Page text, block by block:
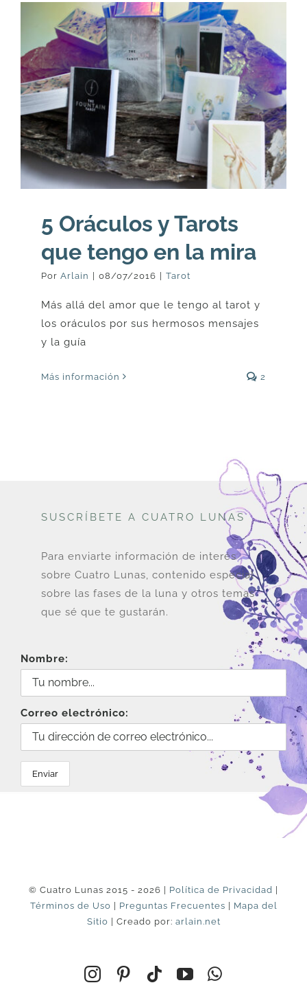
5 Oráculos y Tarots
que tengo en la mira
Por Arlain | 08/07/2016 | Tarot
Más allá del amor que le tengo al tarot y
los oráculos por sus hermosos mensajes
y la guía
Más información 2
SUSCRÍBETE A CUATRO LUNAS
Para enviarte información de interés
sobre Cuatro Lunas, contenido especial
sobre las fases de la luna y otros temas
que sé que te gustarán.
Nombre:
Correo electrónico:
© Cuatro Lunas 2015 - 2026 | Política de Privacidad
Términos de Uso
Preguntas Frecuentes
Mapa del
Sitio | Creado por: arlain.net